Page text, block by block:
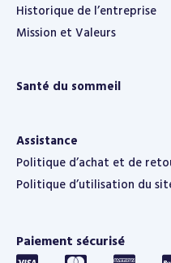
Historique de l’entreprise
Mission et Valeurs
Santé du sommeil
Assistance
Politique d’achat et de
Politique d’utilisation du
Paiement sécurisé